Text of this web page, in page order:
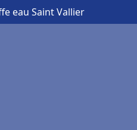
eau Saint Vallier